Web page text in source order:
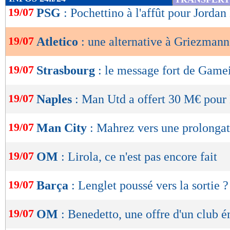
de
OK
19/07 PSG : Pochettino à l'affût pour Jordan
19/07 Atletico : une alternative à Griezmann
19/07 Strasbourg : le message fort de
19/07 Naples : Man Utd a offert 30 M€
19/07 Man City : Mahrez vers une
19/07 OM : Lirola, ce n'est pas encore fait
19/07 Barça : Lenglet poussé vers la sortie ?
19/07 OM : Benedetto, une offre d'un club